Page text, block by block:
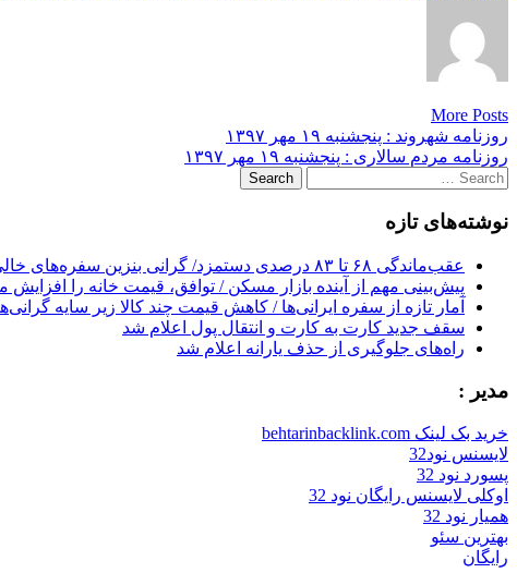
More Posts
Post
navigation
روزنامه شهروند : پنجشنبه ۱۹ مهر ۱۳۹۷
روزنامه مردم سالاری : پنجشنبه ۱۹ مهر ۱۳۹۷
Search
for:
نوشته‌های تازه
عقب‌ماندگی ۶۸ تا ۸۳ درصدی دستمزد/ گرانی بنزین سفره‌های خالی کارگران را ذوب می‌کند
پیش‌بینی مهم از آینده بازار مسکن / توافق، قیمت خانه را افزایش
آمار تازه از سفره ایرانی‌ها / کاهش قیمت چند کالا زیر سایه
سقف جدید کارت به کارت و انتقال پول اعلام شد
راه‌های جلوگیری از حذف یارانه اعلام شد
مدیر :
خرید بک لینک behtarinbacklink.com
لایسنس نود32
پسورد نود 32
اوکلی لایسنس رایگان نود 32
همیار نود 32
بهترین سئو
رایگان